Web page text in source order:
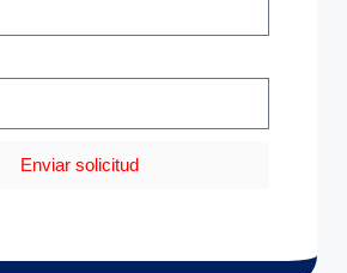
Enviar solicitud